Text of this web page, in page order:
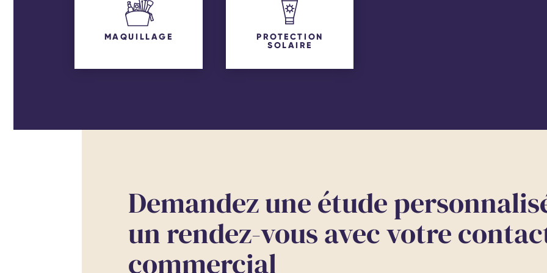
MAQUILLAGE
PROTECTION
SOLAIRE
Demandez une étude
un rendez-vous avec votre
commercial